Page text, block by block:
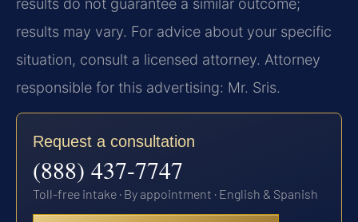
results may vary. For advice about your specific
situation, consult a licensed attorney. Attorney
responsible for this advertising: Mr. Sris.
Request a consultation
(888) 437-7747
Toll-free intake · By appointment · English & Spanish